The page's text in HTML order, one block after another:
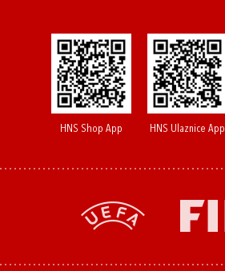
HNS Shop App HNS Ulaznice App